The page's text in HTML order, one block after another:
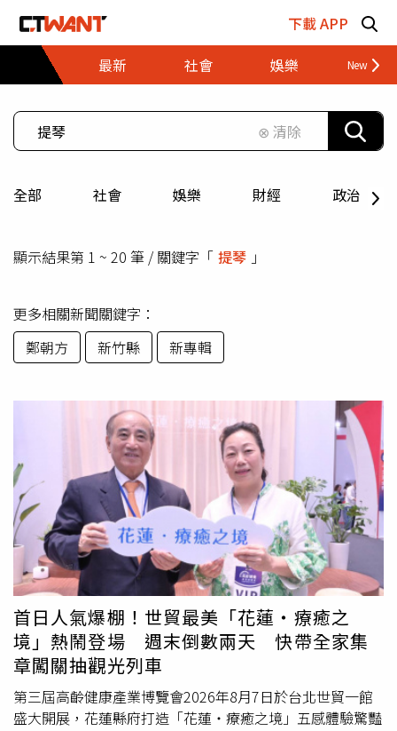
下載 APP
最新
社會 娛樂 財經
⊗ 清除
全部 社會 娛樂 財經 政治
顯示結果第 1 ~ 20 筆 / 關鍵字「 提琴 」
更多相關新聞關鍵字：
鄭朝方
新竹縣 新專輯
首日人氣爆棚！世貿最美「花蓮‧療癒之
境」熱鬧登場 週末倒數兩天 快帶全家集
章闖關抽觀光列車
第三屆高齡健康產業博覽會2026年8月7日於台北世貿一館
盛大開展，花蓮縣府打造「花蓮‧療癒之境」五感體驗驚豔